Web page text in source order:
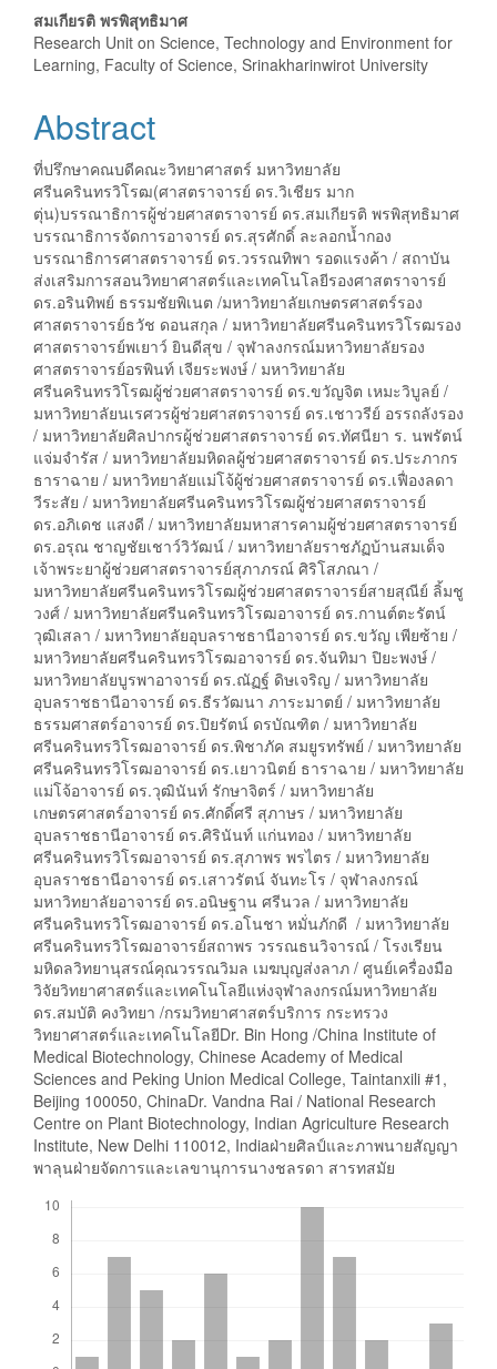
Main
Article
Content
สมเกียรติ พรพิสุทธิมาศ
Research Unit on Science, Technology and Environment for
Learning, Faculty of Science, Srinakharinwirot University
Abstract
ที่ปรึกษาคณบดีคณะวิทยาศาสตร์ มหาวิทยาลัย
ศรีนครินทรวิโรฒ(ศาสตราจารย์ ดร.วิเชียร มาก
ตุ่น)บรรณาธิการผู้ช่วยศาสตราจารย์ ดร.สมเกียรติ พรพิสุทธิมาศ
บรรณาธิการจัดการอาจารย์ ดร.สุรศักดิ์ ละลอกน้ำกอง
บรรณาธิการศาสตราจารย์ ดร.วรรณทิพา รอดแรงค้า / สถาบัน
ส่งเสริมการสอนวิทยาศาสตร์และเทคโนโลยีรองศาสตราจารย์
ดร.อรินทิพย์ ธรรมชัยพิเนต /มหาวิทยาลัยเกษตรศาสตร์รอง
ศาสตราจารย์ธวัช ดอนสกุล / มหาวิทยาลัยศรีนครินทรวิโรฒรอง
ศาสตราจารย์พเยาว์ ยินดีสุข / จุฬาลงกรณ์มหาวิทยาลัยรอง
ศาสตราจารย์อรพินท์ เจียระพงษ์ / มหาวิทยาลัย
ศรีนครินทรวิโรฒผู้ช่วยศาสตราจารย์ ดร.ขวัญจิต เหมะวิบูลย์ /
มหาวิทยาลัยนเรศวรผู้ช่วยศาสตราจารย์ ดร.เชาวรีย์ อรรถลังรอง
/ มหาวิทยาลัยศิลปากรผู้ช่วยศาสตราจารย์ ดร.ทัศนียา ร. นพรัตน์
แจ่มจำรัส / มหาวิทยาลัยมหิดลผู้ช่วยศาสตราจารย์ ดร.ประภากร
ธาราฉาย / มหาวิทยาลัยแม่โจ้ผู้ช่วยศาสตราจารย์ ดร.เฟื่องลดา
วีระสัย / มหาวิทยาลัยศรีนครินทรวิโรฒผู้ช่วยศาสตราจารย์
ดร.อภิเดช แสงดี / มหาวิทยาลัยมหาสารคามผู้ช่วยศาสตราจารย์
ดร.อรุณ ชาญชัยเชาว์วิวัฒน์ / มหาวิทยาลัยราชภัฏบ้านสมเด็จ
เจ้าพระยาผู้ช่วยศาสตราจารย์สุภาภรณ์ ศิริโสภณา /
มหาวิทยาลัยศรีนครินทรวิโรฒผู้ช่วยศาสตราจารย์สายสุณีย์ ลิ้มชู
วงศ์ / มหาวิทยาลัยศรีนครินทรวิโรฒอาจารย์ ดร.กานต์ตะรัตน์
วุฒิเสลา / มหาวิทยาลัยอุบลราชธานีอาจารย์ ดร.ขวัญ เพียซ้าย /
มหาวิทยาลัยศรีนครินทรวิโรฒอาจารย์ ดร.จันทิมา ปิยะพงษ์ /
มหาวิทยาลัยบูรพาอาจารย์ ดร.ณัฏฐ์ ดิษเจริญ / มหาวิทยาลัย
อุบลราชธานีอาจารย์ ดร.ธีรวัฒนา ภาระมาตย์ / มหาวิทยาลัย
ธรรมศาสตร์อาจารย์ ดร.ปิยรัตน์ ดรบัณฑิต / มหาวิทยาลัย
ศรีนครินทรวิโรฒอาจารย์ ดร.พิชาภัค สมยูรทรัพย์ / มหาวิทยาลัย
ศรีนครินทรวิโรฒอาจารย์ ดร.เยาวนิตย์ ธาราฉาย / มหาวิทยาลัย
แม่โจ้อาจารย์ ดร.วุฒินันท์ รักษาจิตร์ / มหาวิทยาลัย
เกษตรศาสตร์อาจารย์ ดร.ศักดิ์ศรี สุภาษร / มหาวิทยาลัย
อุบลราชธานีอาจารย์ ดร.ศิรินันท์ แก่นทอง / มหาวิทยาลัย
ศรีนครินทรวิโรฒอาจารย์ ดร.สุภาพร พรไตร / มหาวิทยาลัย
อุบลราชธานีอาจารย์ ดร.เสาวรัตน์ จันทะโร / จุฬาลงกรณ์
มหาวิทยาลัยอาจารย์ ดร.อนิษฐาน ศรีนวล / มหาวิทยาลัย
ศรีนครินทรวิโรฒอาจารย์ ดร.อโนชา หมั่นภักดี / มหาวิทยาลัย
ศรีนครินทรวิโรฒอาจารย์สถาพร วรรณธนวิจารณ์ / โรงเรียน
มหิดลวิทยานุสรณ์คุณวรรณวิมล เมฆบุญส่งลาภ / ศูนย์เครื่องมือ
วิจัยวิทยาศาสตร์และเทคโนโลยีแห่งจุฬาลงกรณ์มหาวิทยาลัย
ดร.สมบัติ คงวิทยา /กรมวิทยาศาสตร์บริการ กระทรวง
วิทยาศาสตร์และเทคโนโลยีDr. Bin Hong /China Institute of
Medical Biotechnology, Chinese Academy of Medical
Sciences and Peking Union Medical College, Taintanxili #1,
Beijing 100050, ChinaDr. Vandna Rai / National Research
Centre on Plant Biotechnology, Indian Agriculture Research
Institute, New Delhi 110012, Indiaฝ่ายศิลป์และภาพนายสัญญา
พาลุนฝ่ายจัดการและเลขานุการนางชลรดา สารทสมัย